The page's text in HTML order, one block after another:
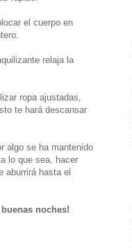
el cuerpo en
relaja la
ropa ajustadas,
te hará descansar
algo se ha mantenido
lo que sea, hacer
aburrirá hasta el
noches!